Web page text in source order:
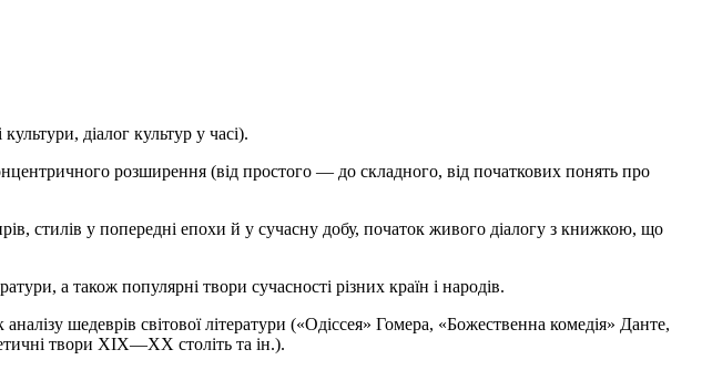
діалог культур у часі).
розширення (від простого — до складного, від початкових понять про
стилів у попередні епохи й у сучасну добу, початок живого діалогу з книжкою, що
а також популярні твори сучасності різних країн і народів.
шедеврів світової літератури («Одіссея» Гомера, «Божественна комедія» Данте,
твори XIX—XX століть та ін.).